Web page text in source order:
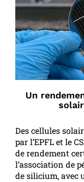
Un
Des cellules
par l’EPFL et le
de rendement
l’association de
de silicium, avec